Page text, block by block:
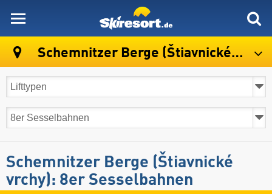
Schemnitzer Berge (Štiavnické vrchy)
Schemnitzer Berge (Štiavnické
vrchy): 8er Sesselbahnen